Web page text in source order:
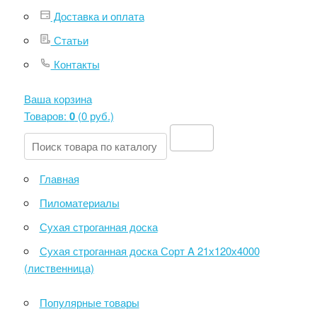
Доставка и оплата
Статьи
Контакты
Ваша корзина
Товаров: 0(0 руб.)
Главная
Пиломатериалы
Сухая строганная доска
Сухая строганная доска Сорт A 21х120х4000
(лиственница)
Популярные товары